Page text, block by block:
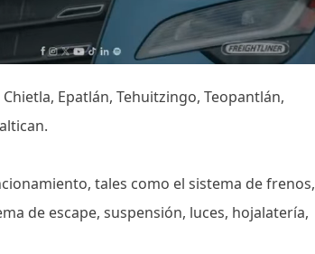
Epatlán, Tehuitzingo, Teopantlán,
tales como el sistema de frenos,
de escape, suspensión, luces, hojalatería,